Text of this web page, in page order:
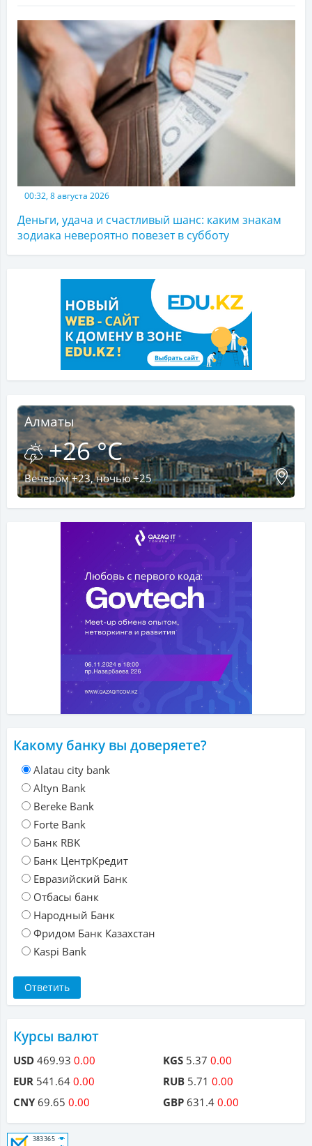
00:32, 8 августа 2026
Деньги, удача и счастливый шанс: каким знакам
зодиака невероятно повезет в субботу
Алматы
+26 °C
Вечером +23, ночью +25
Какому банку вы доверяете?
Alatau city bank
Altyn Bank
Bereke Bank
Forte Bank
Банк RBK
Банк ЦентрКредит
Евразийский Банк
Отбасы банк
Народный Банк
Фридом Банк Казахстан
Kaspi Bank
Курсы валют
USD 469.93 0.00
EUR 541.64 0.00
CNY69.65 0.00
KGS 5.37 0.00
RUB 5.71 0.00
GBP 631.4 0.00